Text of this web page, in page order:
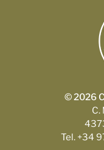
© 2026
C.
Tel. +34